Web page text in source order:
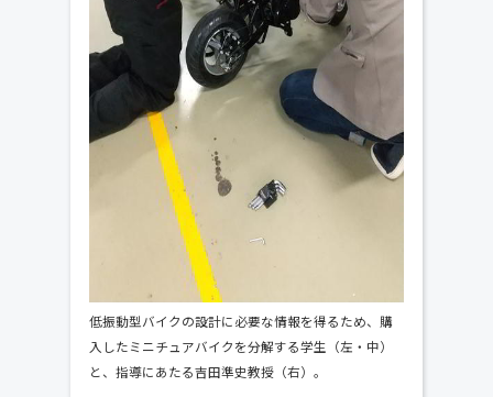
低振動型バイクの設計に必要な情報を得るため、購
入したミニチュアバイクを分解する学生（左・中）
と、指導にあたる吉田準史教授（右）。